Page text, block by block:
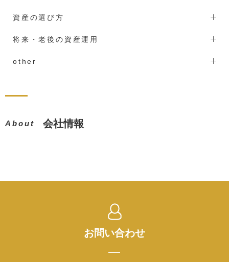
資産の選び方
将来・老後の資産運用
other
About 会社情報
お問い合わせ